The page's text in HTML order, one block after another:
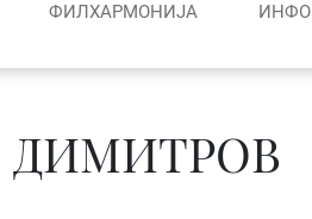
ФИЛХАРМОНИЈА ИНФО